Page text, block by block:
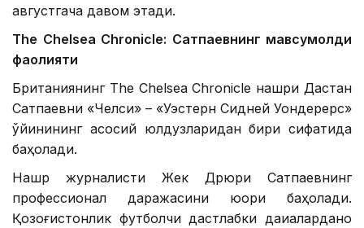
августгача давом этади.
The Chelsea Chronicle: Сатпаевнинг мавсумолди
фаолияти
Британиянинг The Chelsea Chronicle нашри Дастан
Сатпаевни «Челси» – «Уэстерн Сидней Уондерерс»
ўйинининг асосий юлдузларидан бири сифатида
баҳолади.
Нашр журналисти Жек Дрюри Сатпаевнинг
профессионал даражасини юқори баҳолади.
Қозоғистонлик футболчи дастлабки дақиқаларданоқ